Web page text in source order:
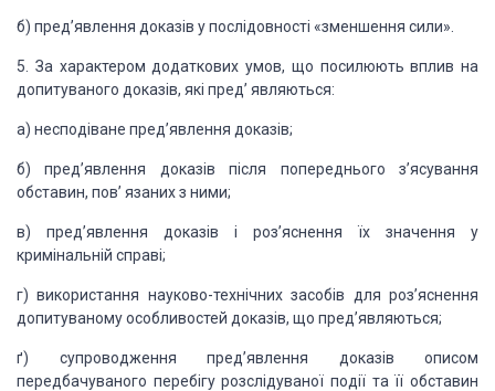
б) пред’явлення доказів упослідовності «зменшення сили».
5. За характером додаткових умов, що посилюють вплив на
допи­туваного доказів, які пред’ являються:
а) несподіване пред’явлення доказів;
б) пред’явлення доказів після попереднього з’ясування
обставин, пов’ язаних з ними;
в) пред’явлення доказів і роз’яснення їх значення у
кримінальній справі;
г) використання науково-технічнихзасобів для роз’яснення
допи­туваному особливостей доказів, що пред’являються;
ґ) супроводження пред’явлення доказів описом
передбачуваного перебігу розслідуваної події та її обставин